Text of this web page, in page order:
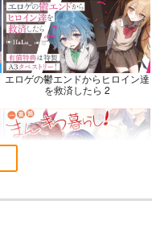
エロゲの鬱エンドからヒロイン達
を救済したら 2